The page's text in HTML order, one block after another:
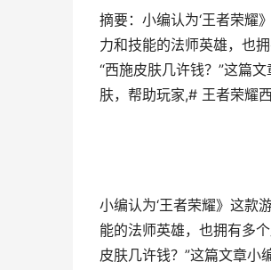
摘要：小编认为‘王者荣耀
力和技能的法师英雄，也
“西施皮肤几许钱？”这篇
肤，帮助玩家,# 王者荣耀
小编认为‘王者荣耀》这款
能的法师英雄，也拥有多
皮肤几许钱？”这篇文章小